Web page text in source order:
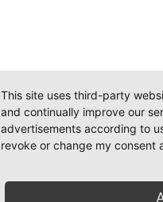
This site uses third-party
and continually improve our
advertisements according to
revoke or change my